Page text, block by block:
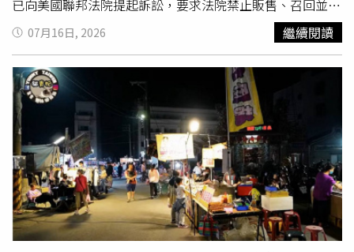
已向美國聯邦法院提起訴訟，要求法院禁止販售、召回並銷
毀鞋款，同時求償損失及交出相關銷售獲利。7-Eleven認為
Nike新鞋配色與品牌識別過於相似，要求法院禁止販售並銷
毀鞋款。（圖／翻攝自X，@JustFreshKicks）綜合《The
Dallas Express》、OregonLive等外媒報導，7-Eleven於7
月1日向美國德州北區聯邦地方法院提告，主張Nike侵犯其
長年使用的「Tri-Color Mark（三色商標）」，也就是由
橘、綠、紅三色構成的品牌識別。7-Eleven表示，這套配色
多年來廣泛運用於門市招牌、廣告、商品包裝及周邊商品，
早已與品牌建立高度連結。根據訴狀內容，Nike推出的Air
Max 95 Big Bubble Sport Green採用與7-Eleven極為相似
的三色條紋設計，涉嫌刻意模仿品牌形象，藉此提升鞋款話
題與市場關注度。7-Eleven更指控，Nike是「明知、蓄意且
07月16日, 2026 繼續閱讀